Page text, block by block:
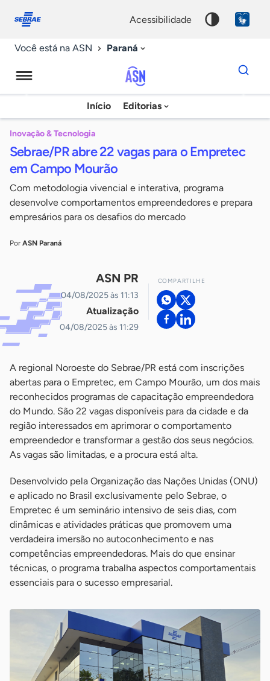
conosco
acessibilidade
Você está na ASN Paraná
Agência
Sebrae
Notícias
Início Editorias
Dados
para
chave
Inovação & Tecnologia
Sebrae/PR abre 22 vagas para o Empretec
em Campo Mourão
Com metodologia vivencial e interativa, programa
desenvolve comportamentos empreendedores e prepara
empresários para os desafios do mercado
Por ASN Paraná
ASN PR
04/08/2025 às 11:13
Atualização
04/08/2025 às 11:29
COMPARTILHE
A regional Noroeste do Sebrae/PR está com inscrições
abertas para o Empretec, em Campo Mourão, um dos mais
reconhecidos programas de capacitação empreendedora
do Mundo. São 22 vagas disponíveis para da cidade e da
região interessados em aprimorar o comportamento
empreendedor e transformar a gestão dos seus negócios.
As vagas são limitadas, e a procura está alta.
Desenvolvido pela Organização das Nações Unidas (ONU)
e aplicado no Brasil exclusivamente pelo Sebrae, o
Empretec é um seminário intensivo de seis dias, com
dinâmicas e atividades práticas que promovem uma
verdadeira imersão no autoconhecimento e nas
competências empreendedoras. Mais do que ensinar
técnicas, o programa trabalha aspectos comportamentais
essenciais para o sucesso empresarial.